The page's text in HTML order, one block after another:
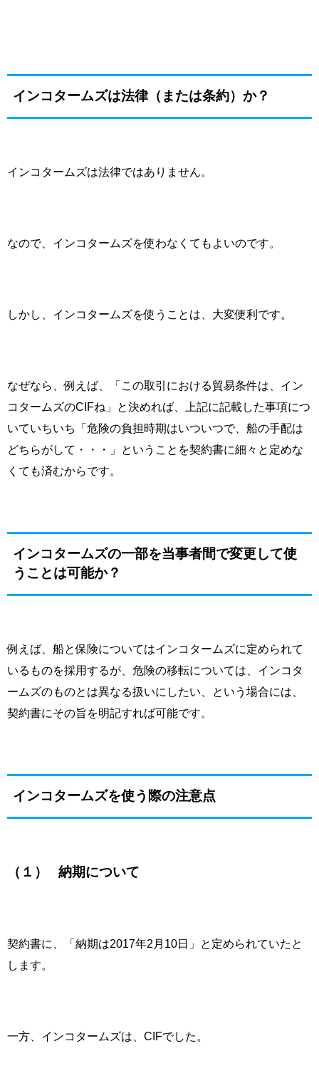
インコタームズは法律（または条約）か？
インコタームズは法律ではありません。
なので、インコタームズを使わなくてもよいのです。
しかし、インコタームズを使うことは、大変便利です。
なぜなら、例えば、「この取引における貿易条件は、イン
コタームズのCIFね」と決めれば、上記に記載した事項につ
いていちいち「危険の負担時期はいついつで、船の手配は
どちらがして・・・」ということを契約書に細々と定めな
くても済むからです。
インコタームズの一部を当事者間で変更して使
うことは可能か？
例えば、船と保険についてはインコタームズに定められて
いるものを採用するが、危険の移転については、インコタ
ームズのものとは異なる扱いにしたい、という場合には、
契約書にその旨を明記すれば可能です。
インコタームズを使う際の注意点
（１） 納期について
契約書に、「納期は2017年2 月 10日」と定められていたと
します。
一方、インコタームズは、 CIFでした。